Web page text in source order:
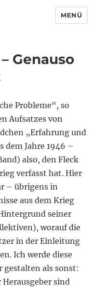
MENÜ
Genauso
Probleme“, so
Aufsatzes von
„Erfahrung und
dem Jahre 1946 –
also, den Fleck
verfasst hat. Hier
– übrigens in
aus dem Krieg
seiner
worauf die
in der Einleitung
Ich werde diese
als sonst:
sind